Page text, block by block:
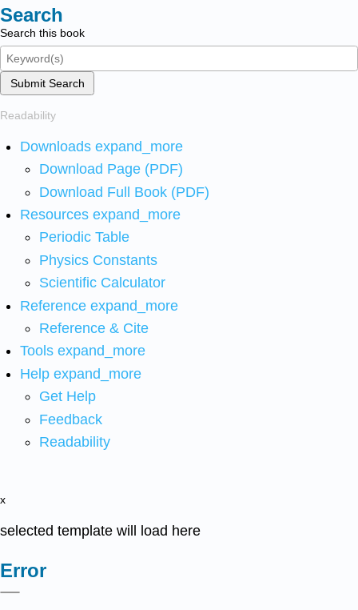
Search
Search this book
Submit Search
Readability
Downloads expand_more
Download Page (PDF)
Download Full Book (PDF)
Resources expand_more
Periodic Table
Physics Constants
Scientific Calculator
Reference expand_more
Reference & Cite
Tools expand_more
Help expand_more
Get Help
Feedback
Readability
x
selected template will load here
Error